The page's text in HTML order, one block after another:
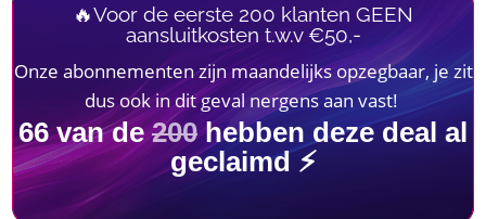
🔥Voor de eerste 200 klanten GEEN
aansluitkosten t.w.v €50,-
Onze abonnementen zijn maandelijks opzegbaar, je zit
dus ook in dit geval nergens aan vast!
66van de200hebben deze deal al
geclaimd ⚡